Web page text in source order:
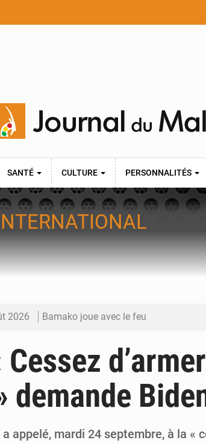
SANTÉ CULTURE PERSONNALITÉS
2026 Bamako joue avec le feu
2026 Dr Abdrahamane Tamboura,
2026 Ports ouest-africains : la bataille du
demande
a appelé, mardi 24 septembre, à la «